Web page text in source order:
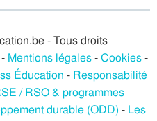
- Tous droits
- Mentions légales-Cookies-
Éducation - Responsabilité
/ RSO & programmes
durable (ODD) - Les